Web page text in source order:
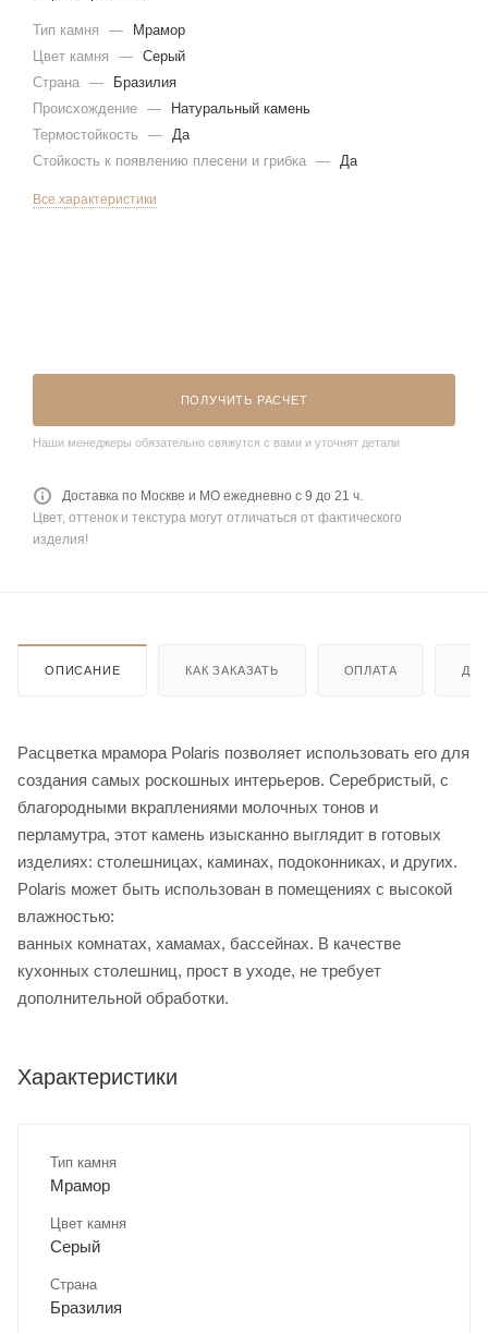
Тип камня —
Мрамор
Цвет камня
— Серый
Страна —
Бразилия
Происхождение —
Натуральный камень
Термостойкость
—
Да
Стойкость к появлению плесени и грибка — Да
Все характеристики
ПОЛУЧИТЬ РАСЧЕТ
Наши менеджеры обязательно свяжутся с вами и уточнят детали
Доставка по Москве и МО ежедневно с 9 до 21 ч.
Цвет, оттенок и текстура могут отличаться от фактического
изделия!
ОПИСАНИЕ КАК ЗАКАЗАТЬ ОПЛАТА
Расцветка мрамора Polaris позволяет использовать его для
создания самых роскошных интерьеров. Серебристый, с
благородными вкраплениями молочных тонов и
перламутра, этот камень изысканно выглядит в готовых
изделиях: столешницах, каминах, подоконниках, и других.
Polaris может быть использован в помещениях с высокой
влажностью:
ванных комнатах, хамамах, бассейнах. В качестве
кухонных столешниц, прост в уходе, не требует
дополнительной обработки.
Характеристики
Тип камня
Мрамор
Цвет камня
Серый
Страна
Бразилия